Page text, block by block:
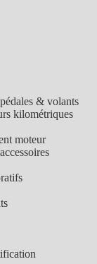
& volants
kilométriques
moteur